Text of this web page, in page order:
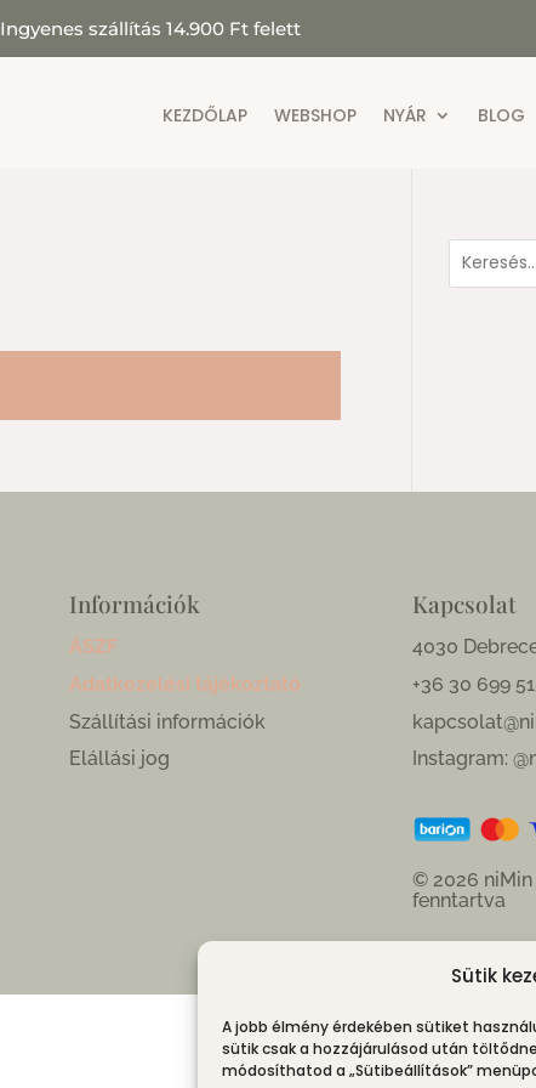
Sütik
A jobb élmény érdekében sütiket
sütik csak a hozzájárulásod után
módosíthatod a „Sütibeállítások”
Ingyenes szállítás 14.900 Ft felett
KEZDŐLAP WEBSHOP NYÁR BLOG
Információk
ÁSZF
Adatkezelési tájékoztató
Szállítási információk
Elállási jog
Kapcsolat
4030
+36 30 699
Instagram:
© 2026
fenntartva